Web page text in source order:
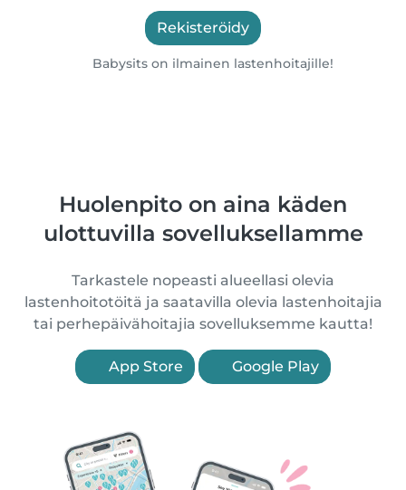
Rekisteröidy
Babysits on ilmainen lastenhoitajille!
Huolenpito on aina käden
ulottuvilla sovelluksellamme
Tarkastele nopeasti alueellasi olevia
lastenhoitotöitä ja saatavilla olevia lastenhoitajia
tai perhepäivähoitajia sovelluksemme kautta!
App Store Google Play